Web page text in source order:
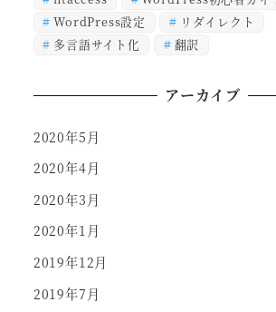
WordPress設定
リダイレクト
多言語サイト化
翻訳
アーカイブ
2020年5月
2020年4月
2020年3月
2020年1月
2019年12月
2019年7月